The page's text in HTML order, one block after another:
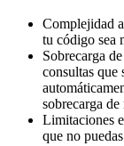
Complejidad
tu código sea
Sobrecarga
consultas que
sobrecarga
Limitaciones
que no